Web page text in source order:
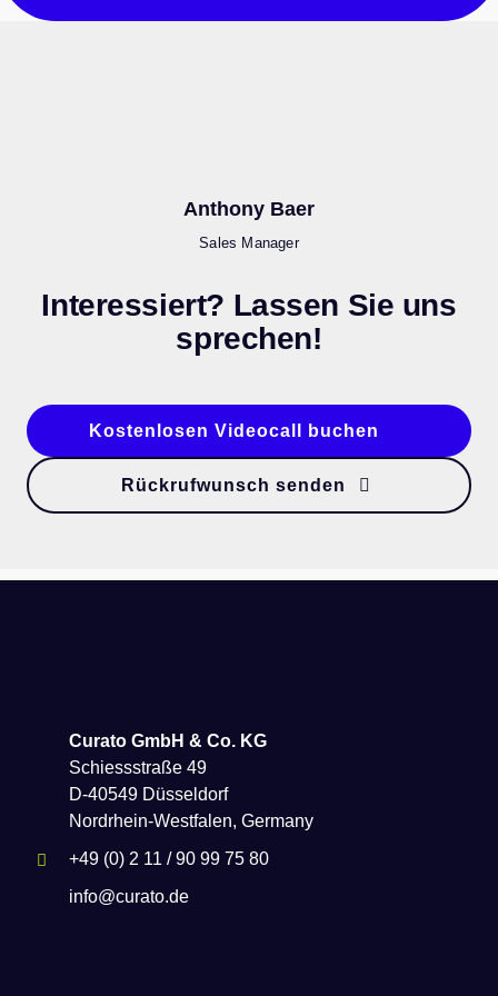
Anthony Baer
Sales Manager
Interessiert? Lassen Sie uns
sprechen!
Kostenlosen Videocall buchen
Rückrufwunsch senden
Curato GmbH & Co. KG
Schiessstraße 49
D-40549 Düsseldorf
Nordrhein-Westfalen, Germany
+49 (0) 2 11 / 90 99 75 80
info@curato.de